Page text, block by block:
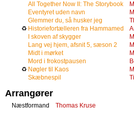
All Together Now II: The Storybook
Eventyret uden navn
Glemmer du, så husker jeg
♻ Historiefortælleren fra Hammamed
I skoven af skygger
Lang vej hjem, afsnit 5, sæson 2
Midt i mørket
Mord i frokostpausen
♻ Nøgler til Kaos
Skæbnespil
Arrangører
Næstformand Thomas Kruse